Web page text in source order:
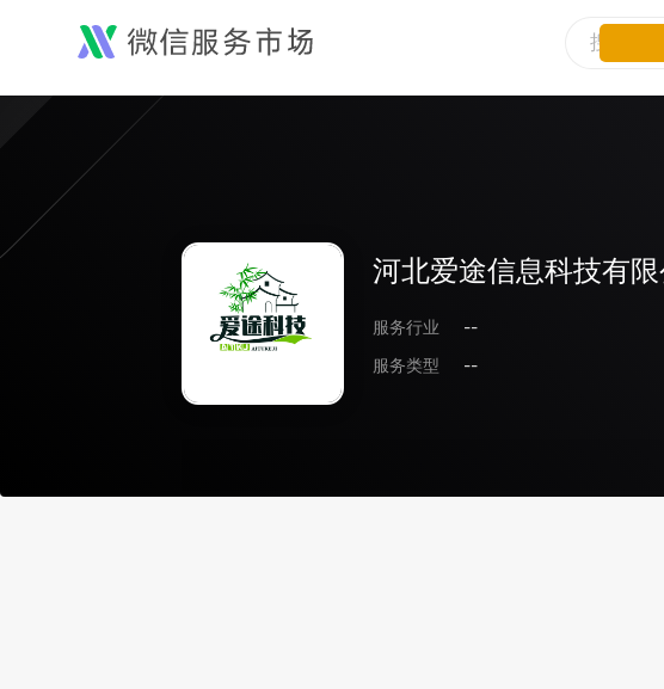
河北爱途信息科技有限
服务行业
--
服务类型
--